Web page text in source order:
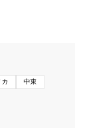
カ
中東